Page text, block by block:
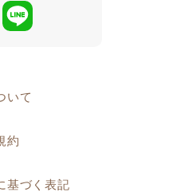
いて
約
基づく表記